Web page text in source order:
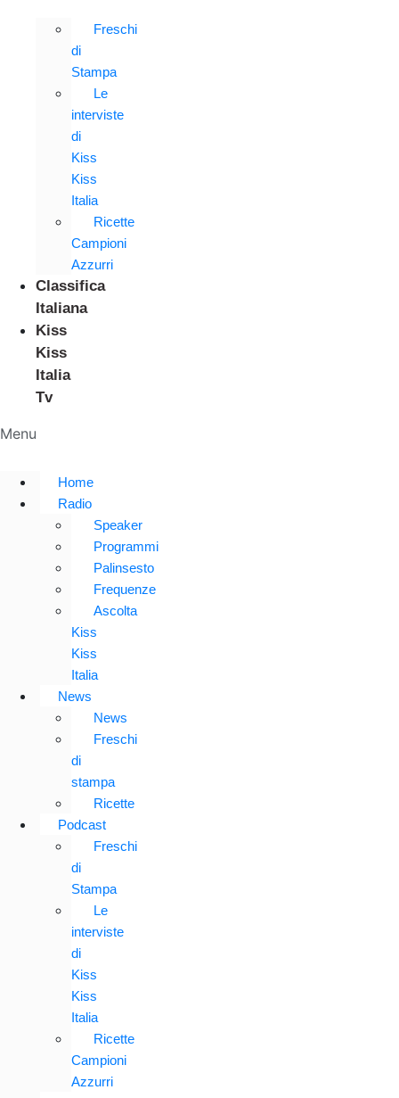
Freschi
di
Stampa
Le
interviste
di
Kiss
Kiss
Italia
Ricette
Campioni
Azzurri
Classifica
Italiana
Kiss
Kiss
Italia
Tv
Menu
Home
Radio
Speaker
Programmi
Palinsesto
Frequenze
Ascolta
Kiss
Kiss
Italia
News
News
Freschi
di
stampa
Ricette
Podcast
Freschi
di
Stampa
Le
interviste
di
Kiss
Kiss
Italia
Ricette
Campioni
Azzurri